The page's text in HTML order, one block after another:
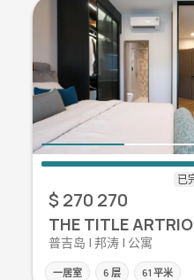
$ 270 270
THE TITLE ARTRIO
普吉岛 | 邦涛 | 公寓
一居室 6 层 61 平米